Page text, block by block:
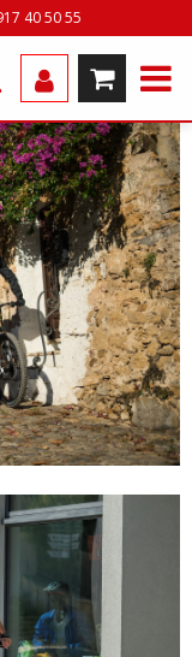
40 50 55